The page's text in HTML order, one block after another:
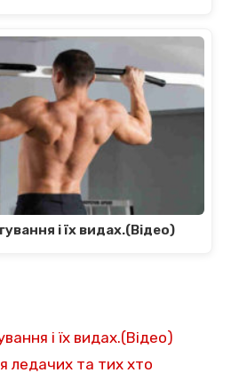
і їх видах.(Відео)
і їх видах.(Відео)
ледачих та тих хто